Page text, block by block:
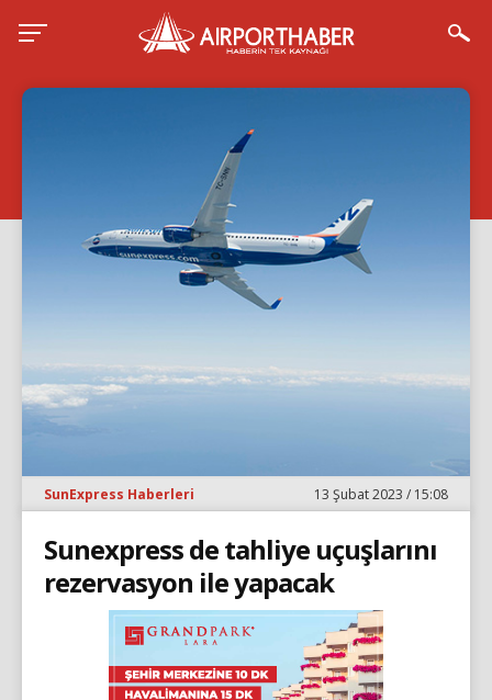
SunExpress Haberleri 13 Şubat 2023 / 15:08
Sunexpress de tahliye uçuşlarını
rezervasyon ile yapacak